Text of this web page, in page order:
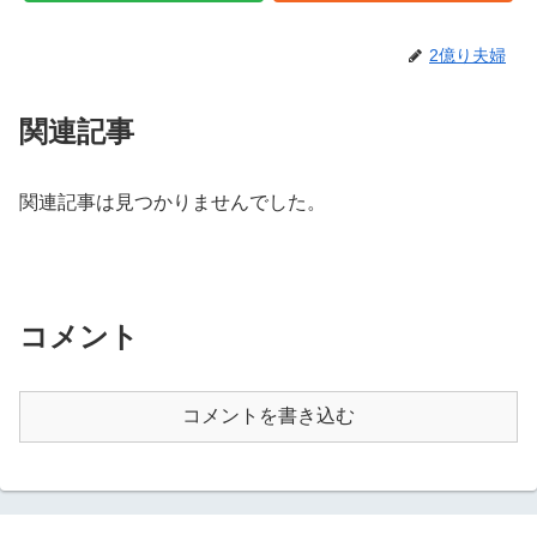
2億り夫婦
関連記事
関連記事は見つかりませんでした。
コメント
コメントを書き込む